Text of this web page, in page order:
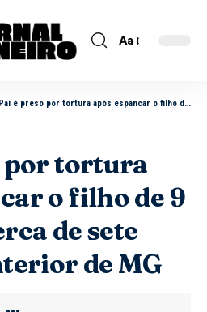
Aa
Pai é preso por tortura após espancar o filho de 9 anos por cerca de sete horas no interior de MG
por tortura
o filho de 9
de sete
de MG